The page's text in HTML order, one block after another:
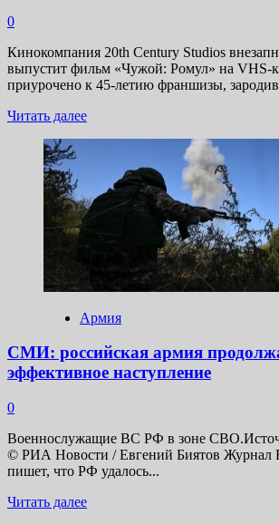
0
Кинокомпания 20th Century Studios
выпустит фильм «Чужой: Ромул» на VHS-
приурочено к 45-летию франшизы,
Читать далееПрочитать
Ромул»
официально
выпустят
VHS-
честь
летия
франшизы
Армия
СМИ: российская армия
эффективное наступление
0
Военнослужащие ВС РФ в зоне
© РИА Новости / Евгений Биятов Журнал
пишет, что РФ удалось...
Читать далееПрочитать